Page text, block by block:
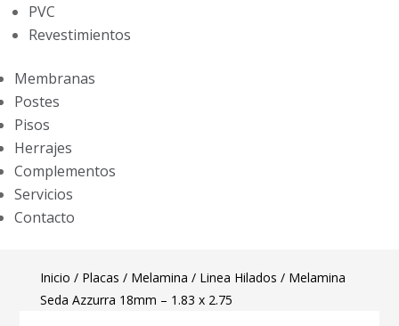
PVC
Revestimientos
Membranas
Postes
Pisos
Herrajes
Complementos
Servicios
Contacto
Inicio / Placas / Melamina / Linea Hilados / Melamina
Seda Azzurra 18mm – 1.83 x 2.75